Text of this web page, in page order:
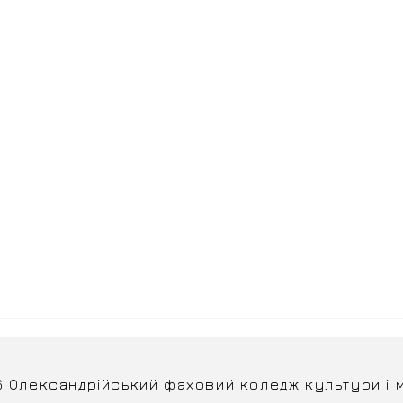
Олександрійський фаховий коледж культури і